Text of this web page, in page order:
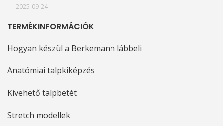
2025-09-24
TERMÉKINFORMÁCIÓK
Hogyan készül a Berkemann lábbeli
Anatómiai talpkiképzés
Kivehető talpbetét
Stretch modellek